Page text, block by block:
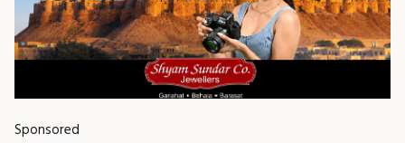
Sponsored